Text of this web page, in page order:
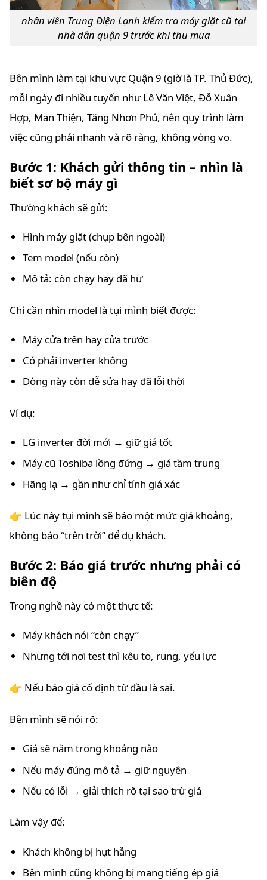
nhân viên Trung Điện Lạnh kiểm tra máy giặt cũ tại
nhà dân quận 9 trước khi thu mua
Bên mình làm tại khu vực Quận 9 (giờ là TP. Thủ Đức),
mỗi ngày đi nhiều tuyến như Lê Văn Việt, Đỗ Xuân
Hợp, Man Thiện, Tăng Nhơn Phú, nên quy trình làm
việc cũng phải nhanh và rõ ràng, không vòng vo.
Bước 1: Khách gửi thông tin – nhìn là
biết sơ bộ máy gì
Thường khách sẽ gửi:
Hình máy giặt (chụp bên ngoài)
Tem model (nếu còn)
Mô tả: còn chạy hay đã hư
Chỉ cần nhìn model là tụi mình biết được:
Máy cửa trên hay cửa trước
Có phải inverter không
Dòng này còn dễ sửa hay đã lỗi thời
Ví dụ:
LG inverter đời mới → giữ giá tốt
Máy cũ Toshiba lồng đứng → giá tầm trung
Hãng lạ → gần như chỉ tính giá xác
👉 Lúc này tụi mình sẽ báo một mức giá khoảng,
không báo “trên trời” để dụ khách.
Bước 2: Báo giá trước nhưng phải có
biên độ
Trong nghề này có một thực tế:
Máy khách nói “còn chạy”
Nhưng tới nơi test thì kêu to, rung, yếu lực
👉 Nếu báo giá cố định từ đầu là sai.
Bên mình sẽ nói rõ:
Giá sẽ nằm trong khoảng nào
Nếu máy đúng mô tả → giữ nguyên
Nếu có lỗi → giải thích rõ tại sao trừ giá
Làm vậy để:
Khách không bị hụt hẫng
Bên mình cũng không bị mang tiếng ép giá